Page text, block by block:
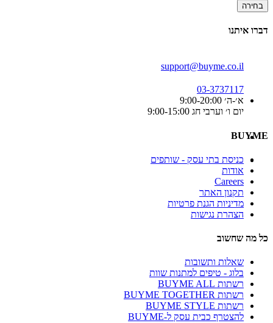
בחירה
דברו איתנו
support@buyme.co.il
03-3737117
א׳-ה׳ 9:00-20:00
יום ו׳ וערבי חג 9:00-15:00
BUYME
כניסת בתי עסק - שותפים
אודות
Careers
תקנון האתר
מדיניות הגנת פרטיות
הצהרת נגישות
כל מה שחשוב
שאלות ותשובות
בלוג - טיפים למתנות שוות
רשתות BUYME ALL
רשתות BUYME TOGETHER
רשתות BUYME STYLE
להצטרף כבית עסק ל-BUYME